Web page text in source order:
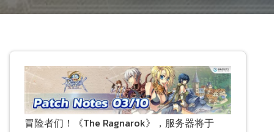
冒险者们！《The Ragnarok》，服务器将于